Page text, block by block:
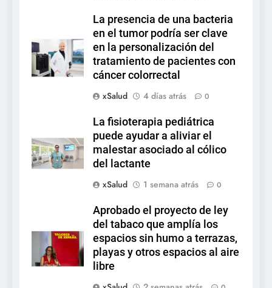
La presencia de una bacteria
en el tumor podría ser clave
en la personalización del
tratamiento de pacientes con
cáncer colorrectal
xSalud
4 días atrás 0
La fisioterapia pediátrica
puede ayudar a aliviar el
malestar asociado al cólico
del lactante
xSalud
1 semana atrás 0
Aprobado el proyecto de ley
del tabaco que amplía los
espacios sin humo a terrazas,
playas y otros espacios al aire
libre